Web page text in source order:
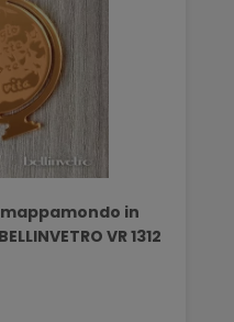
in
VR 1312